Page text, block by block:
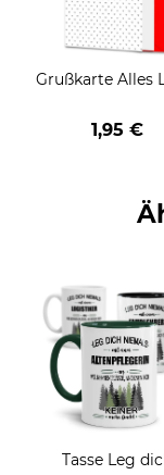
Grußkarte Alles
1,95 €
Tasse Leg